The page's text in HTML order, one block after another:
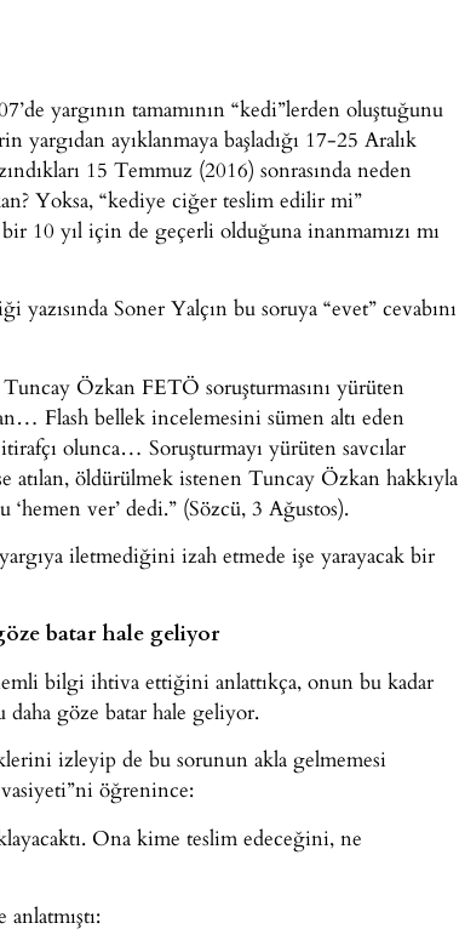
yargının tamamının “kedi”lerden oluştuğunu
yargıdan ayıklanmaya başladığı 17-25 Aralık
15 Temmuz (2016) sonrasında neden
Yoksa, “kediye ciğer teslim edilir mi”
10 yıl için de geçerli olduğuna inanmamızı mı
yazısında Soner Yalçın bu soruya “evet” cevabını
Özkan FETÖ soruşturmasını yürüten
Flash bellek incelemesini sümen altı eden
olunca… Soruşturmayı yürüten savcılar
atılan, öldürülmek istenen Tuncay Özkan hakkıyla
‘hemen ver’ dedi.” (Sözcü, 3 Ağustos).
iletmediğini izah etmede işe yarayacak bir
batar hale geliyor
bilgi ihtiva ettiğini anlattıkça, onun bu kadar
göze batar hale geliyor.
izleyip de bu sorunun akla gelmemesi
öğrenince:
Ona kime teslim edeceğini, ne